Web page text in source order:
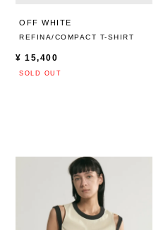
OFF WHITE
REFINA/COMPACT T-SHIRT
¥ 15,400